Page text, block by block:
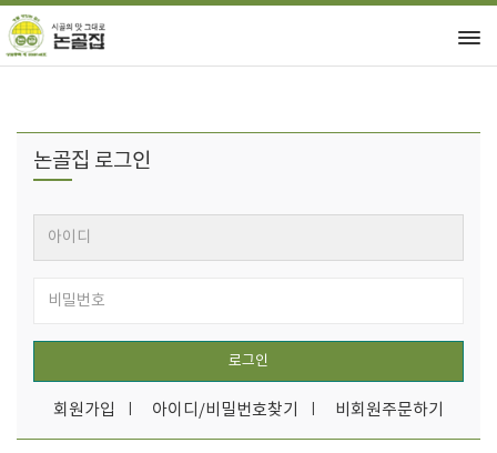
논골집 로그인
로그인
회원가입 아이디/비밀번호찾기 비회원주문하기